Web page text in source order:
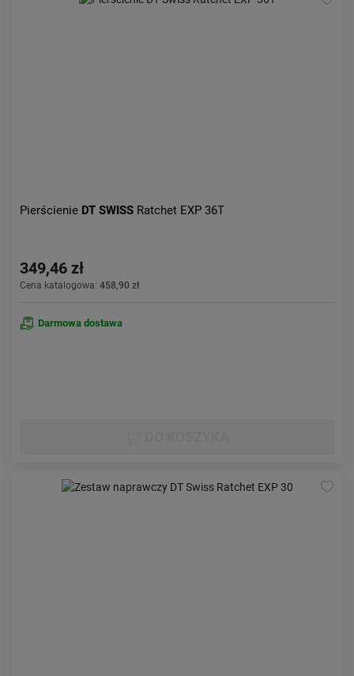
Pierścienie DT SWISS Ratchet EXP 36T
349,46 zł
Cena katalogowa: 458,90 zł
Darmowa dostawa